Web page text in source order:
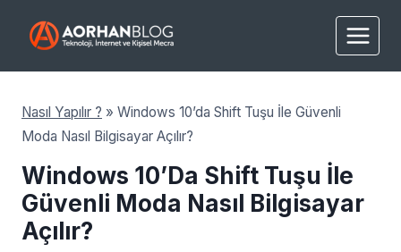
Nasıl Yapılır ? » Windows 10’da Shift Tuşu İle Güvenli
Moda Nasıl Bilgisayar Açılır?
Windows 10’da Shift Tuşu İle
Güvenli Moda Nasıl Bilgisayar
Açılır?